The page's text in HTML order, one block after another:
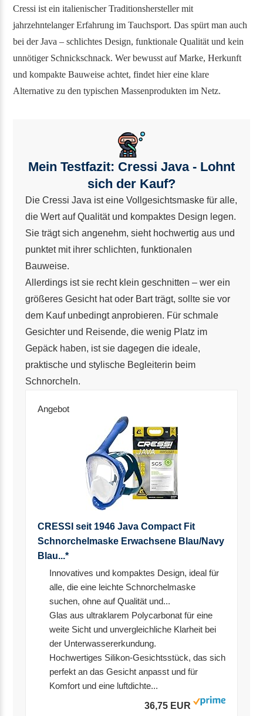
Cressi ist ein italienischer Traditionshersteller mit
jahrzehntelanger Erfahrung im Tauchsport. Das spürt man auch
bei der Java – schlichtes Design, funktionale Qualität und kein
unnötiger Schnickschnack. Wer bewusst auf Marke, Herkunft
und kompakte Bauweise achtet, findet hier eine klare
Alternative zu den typischen Massenprodukten im Netz.
Mein Testfazit: Cressi Java - Lohnt
sich der Kauf?
Die Cressi Java ist eine Vollgesichtsmaske für alle,
die Wert auf Qualität und kompaktes Design legen.
Sie trägt sich angenehm, sieht hochwertig aus und
punktet mit ihrer schlichten, funktionalen
Bauweise.
Allerdings ist sie recht klein geschnitten – wer ein
größeres Gesicht hat oder Bart trägt, sollte sie vor
dem Kauf unbedingt anprobieren. Für schmale
Gesichter und Reisende, die wenig Platz im
Gepäck haben, ist sie dagegen die ideale,
praktische und stylische Begleiterin beim
Schnorcheln.
Angebot
CRESSI seit 1946 Java Compact Fit
Schnorchelmaske Erwachsene Blau/Navy
Blau...*
Innovatives und kompaktes Design, ideal für
alle, die eine leichte Schnorchelmaske
suchen, ohne auf Qualität und...
Glas aus ultraklarem Polycarbonat für eine
weite Sicht und unvergleichliche Klarheit bei
der Unterwassererkundung.
Hochwertiges Silikon-Gesichtsstück, das sich
perfekt an das Gesicht anpasst und für
Komfort und eine luftdichte...
36,75 EUR